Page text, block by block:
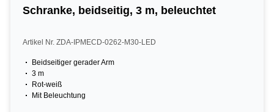
Schranke, beidseitig, 3 m, beleuchtet
Artikel Nr. ZDA-IPMECD-0262-M30-LED
Beidseitiger gerader Arm
3 m
Rot-weiß
Mit Beleuchtung